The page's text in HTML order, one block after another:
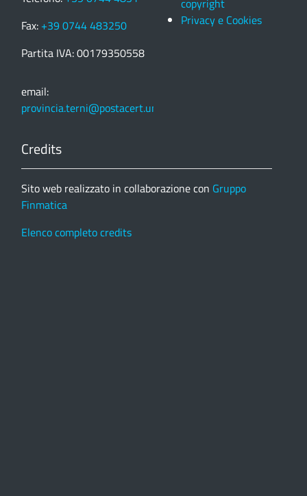
Fax: +39 0744 483250
Partita IVA: 00179350558
email:
provincia.terni@postacert.umbria.it
copyright
Privacy e Cookies
Credits
Sito web realizzato in collaborazione con Gruppo
Finmatica
Elenco completo credits